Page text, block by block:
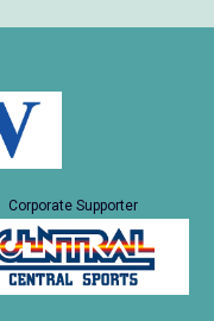
Corporate Supporter